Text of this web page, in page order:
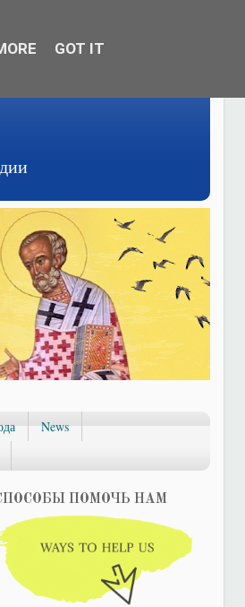
News
ПОМОЧЬ НАМ
GOT IT